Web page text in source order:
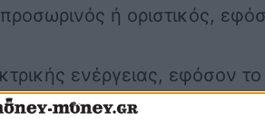
ή οριστικός,
ενέργειας, εφόσον το
2013 ήταν ηλεκτροδοτούμενο